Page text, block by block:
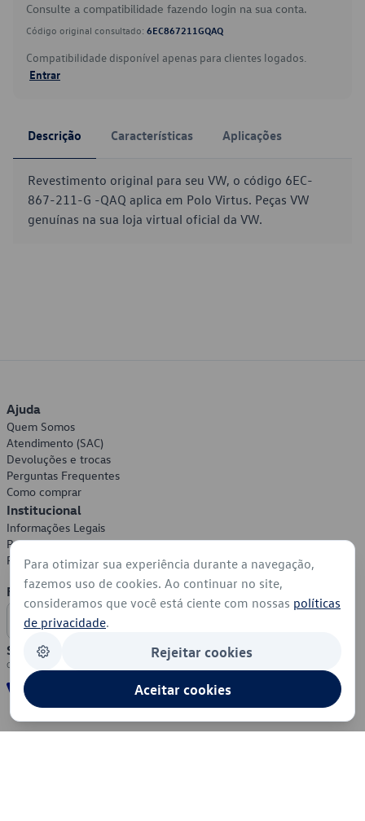
Consulte a compatibilidade fazendo login na sua conta.
Código original consultado: 6EC867211GQAQ
Compatibilidade disponível apenas para clientes logados.
Entrar
Descrição Características Aplicações
Revestimento original para seu VW, o código 6EC-
867-211-G -QAQ aplica em Polo Virtus. Peças VW
genuínas na sua loja virtual oficial da VW.
Ajuda
Quem Somos
Atendimento (SAC)
Devoluções e trocas
Perguntas Frequentes
Como comprar
Institucional
Informações Legais
Política de Privacidade
Política de Cookies
Formas de Pagamento
Segurança
Para otimizar sua experiência durante a navegação,
fazemos uso de cookies. Ao continuar no site,
consideramos que você está ciente com nossas políticas
de privacidade.
Rejeitar cookies
Aceitar cookies